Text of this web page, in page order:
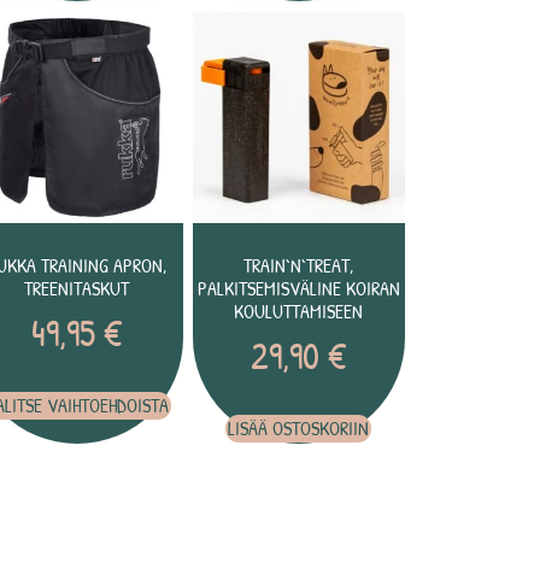
TRAINING APRON,
TREENITASKUT
49,95€
VAIHTOEHDOISTA
TRAIN`N`TREAT,
PALKITSEMISVÄLINE KOIRAN
KOULUTTAMISEEN
29,90€
LISÄÄ OSTOSKORIIN